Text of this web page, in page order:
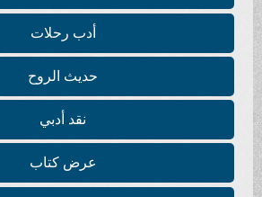
أدب رحلات
حديث الروح
نقد أدبي
عرض كتاب